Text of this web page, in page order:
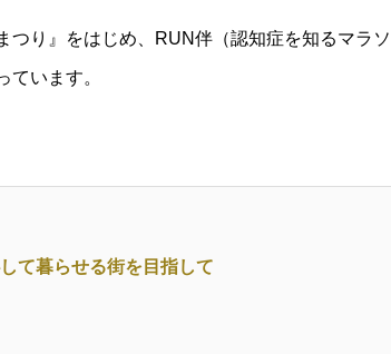
り』をはじめ、RUN伴（認知症を知るマラ
ています。
て暮らせる街を目指して